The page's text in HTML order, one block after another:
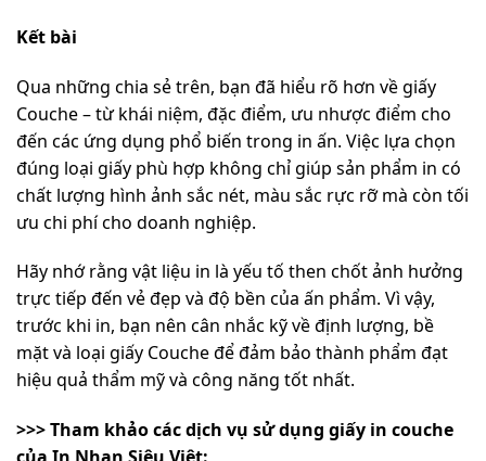
Kết bài
Qua những chia sẻ trên, bạn đã hiểu rõ hơn về giấy
Couche – từ khái niệm, đặc điểm, ưu nhược điểm cho
đến các ứng dụng phổ biến trong in ấn. Việc lựa chọn
đúng loại giấy phù hợp không chỉ giúp sản phẩm in có
chất lượng hình ảnh sắc nét, màu sắc rực rỡ mà còn tối
ưu chi phí cho doanh nghiệp.
Hãy nhớ rằng vật liệu in là yếu tố then chốt ảnh hưởng
trực tiếp đến vẻ đẹp và độ bền của ấn phẩm. Vì vậy,
trước khi in, bạn nên cân nhắc kỹ về định lượng, bề
mặt và loại giấy Couche để đảm bảo thành phẩm đạt
hiệu quả thẩm mỹ và công năng tốt nhất.
>>> Tham khảo các dịch vụ sử dụng giấy in couche